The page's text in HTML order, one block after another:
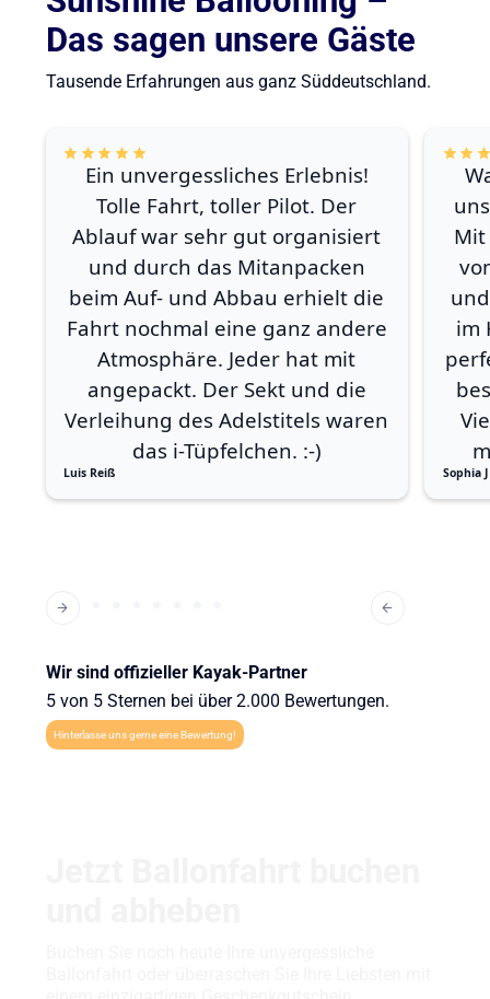
Das sagen unsere Gäste
Tausende Erfahrungen aus ganz Süddeutschland.
Ein unvergessliches Erlebnis!
Tolle Fahrt, toller Pilot. Der
Ablauf war sehr gut organisiert
und durch das Mitanpacken
beim Auf- und Abbau erhielt die
Fahrt nochmal eine ganz andere
Atmosphäre. Jeder hat mit
angepackt. Der Sekt und die
Verleihung des Adelstitels waren
das i-Tüpfelchen. :-)
Luis Reiß
im
Sophia J
Wir sind offizieller Kayak-Partner
5 von 5 Sternen bei über 2.000 Bewertungen.
Hinterlasse uns gerne eine Bewertung!